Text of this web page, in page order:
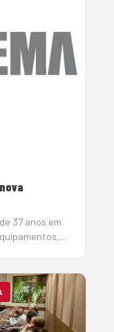
37 anos em